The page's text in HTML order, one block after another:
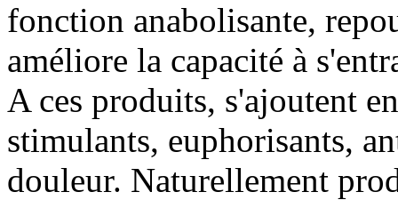
fonction anabolisante,
améliore la capacité à
A ces produits, s'ajoutent
stimulants, euphorisants,
douleur. Naturellement